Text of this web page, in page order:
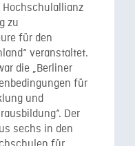
Hochschulallianz
zu
für den
veranstaltet.
die „Berliner
für
und
Der
sechs in den